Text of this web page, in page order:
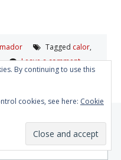
Tagged calor,
Leave a comment
By continuing to use this
cookies, see here: Cookie